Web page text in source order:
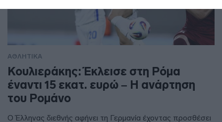
ΑΘΛΗΤΙΚΑ
Κουλιεράκης: Έκλεισε στη Ρόμα
έναντι 15 εκατ. ευρώ – Η ανάρτηση
του Ρομάνο
Ο Έλληνας διεθνής αφήνει τη Γερμανία έχοντας προσθέσει